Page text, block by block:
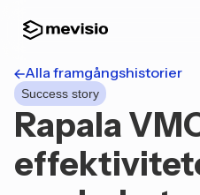
Alla framgångshistorier
Success story
Rapala